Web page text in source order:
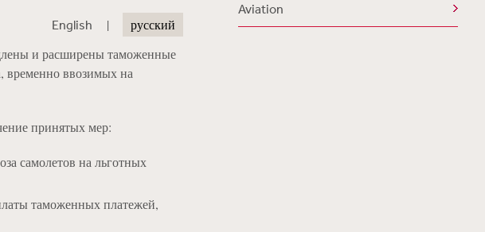
English | русский
и расширены таможенные
временно ввозимых на
принятых мер:
самолетов на льготных
таможенных платежей,
Aviation